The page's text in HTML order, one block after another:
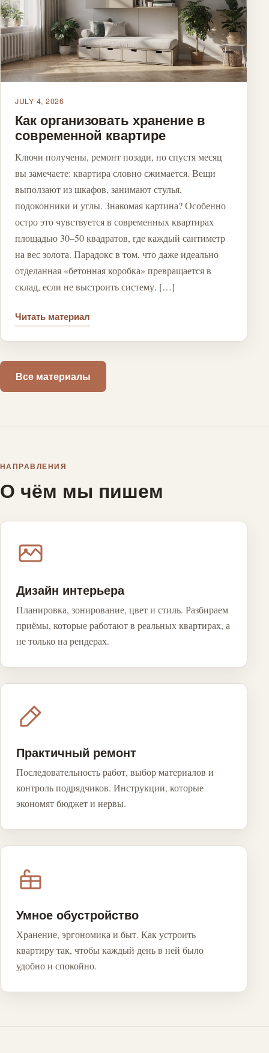
JULY 4, 2026
Как организовать хранение в
современной квартире
Ключи получены, ремонт позади, но спустя месяц
вы замечаете: квартира словно сжимается. Вещи
выползают из шкафов, занимают стулья,
подоконники и углы. Знакомая картина? Особенно
остро это чувствуется в современных квартирах
площадью 30–50 квадратов, где каждый сантиметр
на вес золота. Парадокс в том, что даже идеально
отделанная «бетонная коробка» превращается в
склад, если не выстроить систему. […]
Читать материал
Все материалы
НАПРАВЛЕНИЯ
О чём мы пишем
Дизайн интерьера
Планировка, зонирование, цвет и стиль. Разбираем
приёмы, которые работают в реальных квартирах, а
не только на рендерах.
Практичный ремонт
Последовательность работ, выбор материалов и
контроль подрядчиков. Инструкции, которые
экономят бюджет и нервы.
Умное обустройство
Хранение, эргономика и быт. Как устроить
квартиру так, чтобы каждый день в ней было
удобно и спокойно.